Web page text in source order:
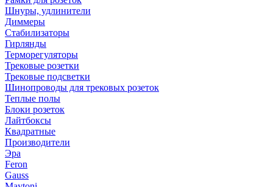
Шнуры, удлинители
Диммеры
Стабилизаторы
Гирлянды
Терморегуляторы
Трековые розетки
Трековые подсветки
Шинопроводы для трековых розеток
Теплые полы
Блоки розеток
Лайтбоксы
Квадратные
Производители
Эра
Feron
Gauss